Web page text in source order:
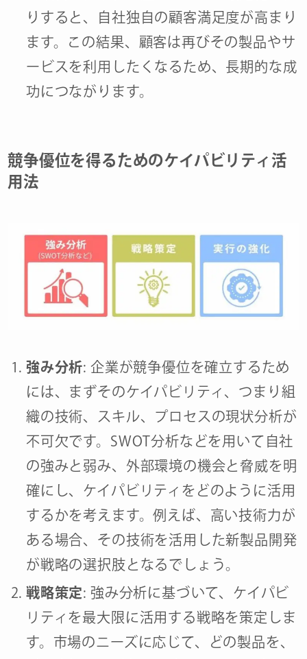
りすると、自社独自の顧客満足度が高まり
ます。この結果、顧客は再びその製品やサ
ービスを利用したくなるため、長期的な成
功につながります。
競争優位を得るためのケイパビリティ活
用法
強み分析: 企業が競争優位を確立するため
には、まずそのケイパビリティ、つまり組
織の技術、スキル、プロセスの現状分析が
不可欠です。SWOT分析などを用いて自社
の強みと弱み、外部環境の機会と脅威を明
確にし、ケイパビリティをどのように活用
するかを考えます。例えば、高い技術力が
ある場合、その技術を活用した新製品開発
が戦略の選択肢となるでしょう。
戦略策定: 強み分析に基づいて、ケイパビ
リティを最大限に活用する戦略を策定しま
す。市場のニーズに応じて、どの製品を、